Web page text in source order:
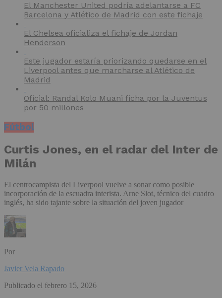
El Manchester United podría adelantarse a FC
Barcelona y Atlético de Madrid con este fichaje
El Chelsea oficializa el fichaje de Jordan
Henderson
Este jugador estaría priorizando quedarse en el
Liverpool antes que marcharse al Atlético de
Madrid
Oficial: Randal Kolo Muani ficha por la Juventus
por 50 millones
Fútbol
Curtis Jones, en el radar del Inter de
Milán
El centrocampista del Liverpool vuelve a sonar como posible
incorporación de la escuadra interista. Arne Slot, técnico del cuadro
inglés, ha sido tajante sobre la situación del joven jugador
Por
Javier Vela Rapado
Publicado el febrero 15, 2026